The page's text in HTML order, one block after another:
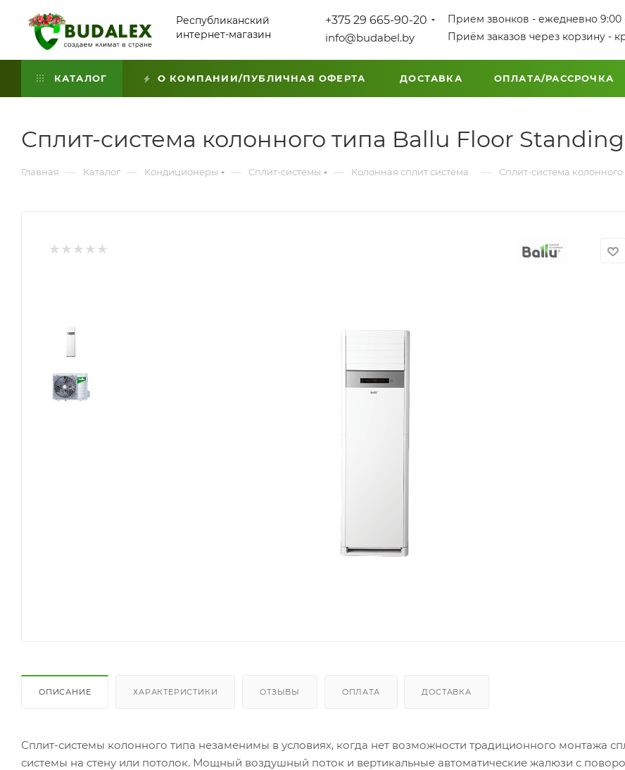
Республиканский
интернет-магазин
+375 29 665-90-20
info@budabel.by
Прием звонков - ежедневно 9:00
Приём заказов через корзину -
КАТАЛОГ О КОМПАНИИ/ПУБЛИЧНАЯ ОФЕРТА ДОСТАВКА ОПЛАТА/РАССРОЧКА
Сплит-система колонного типа Ballu Floor
Главная — Каталог — Кондиционеры — Сплит-системы — Колонная сплит система — Сплит-система
ОПИСАНИЕ ХАРАКТЕРИСТИКИ ОТЗЫВЫ ОПЛАТА ДОСТАВКА
Сплит-системы колонного типа незаменимы в условиях, когда нет возможности традиционного монтажа
системы на стену или потолок. Мощный воздушный поток и вертикальные автоматические жалюзи с